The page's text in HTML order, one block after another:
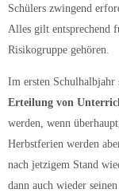
Schülers zwingend
Alles gilt entsprechend
Risikogruppe gehören.
Im ersten Schulhalbjahr
Erteilung von
werden, wenn
Herbstferien werden
nach jetzigem Stand
dann auch wieder